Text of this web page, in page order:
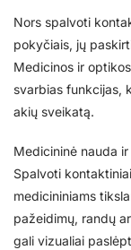
Nors spalvoti
pokyčiais, jų
Medicinos ir
svarbias funkcijas,
akių sveikatą.
Medicininė nauda
Spalvoti
medicininiams
pažeidimų, randų
gali vizualiai